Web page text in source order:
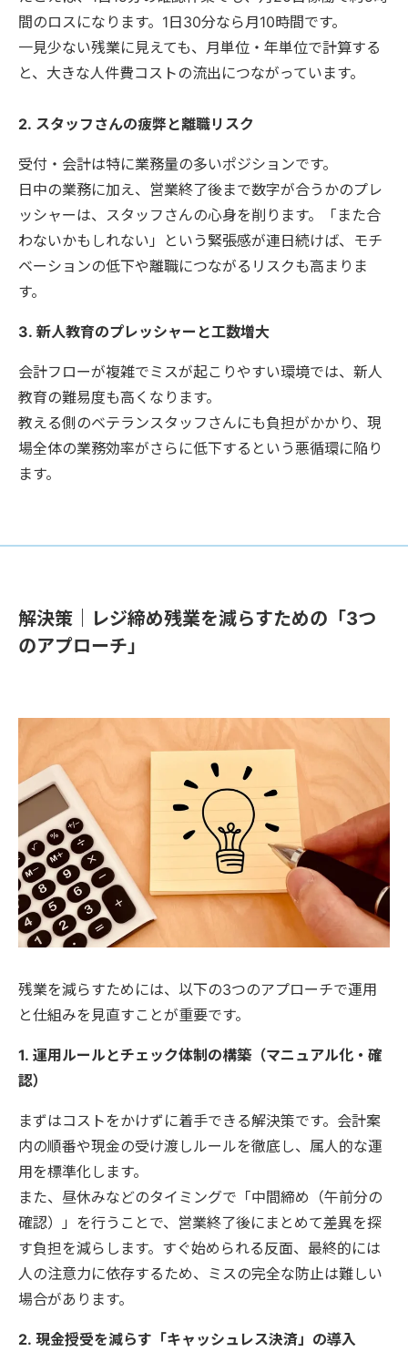
間のロスになります。1日30分なら月10時間です。
一見少ない残業に見えても、月単位・年単位で計算する
と、大きな人件費コストの流出につながっています。
2. スタッフさんの疲弊と離職リスク
受付・会計は特に業務量の多いポジションです。
日中の業務に加え、営業終了後まで数字が合うかのプレ
ッシャーは、スタッフさんの心身を削ります。「また合
わないかもしれない」という緊張感が連日続けば、モチ
ベーションの低下や離職につながるリスクも高まりま
す。
3. 新人教育のプレッシャーと工数増大
会計フローが複雑でミスが起こりやすい環境では、新人
教育の難易度も高くなります。
教える側のベテランスタッフさんにも負担がかかり、現
場全体の業務効率がさらに低下するという悪循環に陥り
ます。
解決策｜レジ締め残業を減らすための「3つ
のアプローチ」
残業を減らすためには、以下の3つのアプローチで運用
と仕組みを見直すことが重要です。
1. 運用ルールとチェック体制の構築（マニュアル化・確
認）
まずはコストをかけずに着手できる解決策です。会計案
内の順番や現金の受け渡しルールを徹底し、属人的な運
用を標準化します。
また、昼休みなどのタイミングで「中間締め（午前分の
確認）」を行うことで、営業終了後にまとめて差異を探
す負担を減らします。すぐ始められる反面、最終的には
人の注意力に依存するため、ミスの完全な防止は難しい
場合があります。
2. 現金授受を減らす「キャッシュレス決済」の導入